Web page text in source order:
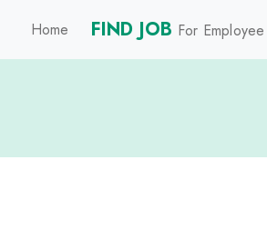
Home FIND JOB For Employee